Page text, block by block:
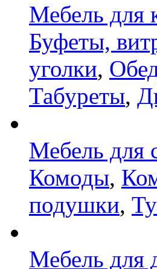
Мебель для
Буфеты,
уголки,
Табуреты,
Мебель для
Комоды,
подушки,
Мебель для